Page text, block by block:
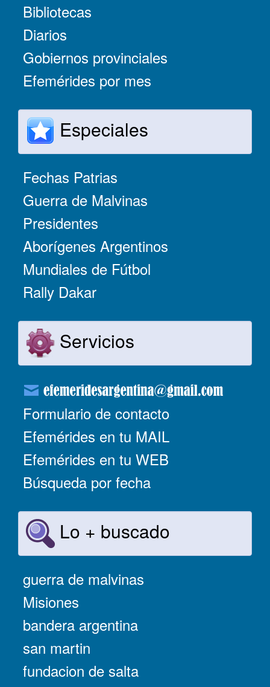
Bibliotecas
Diarios
Gobiernos provinciales
Efemérides por mes
Especiales
Fechas Patrias
Guerra de Malvinas
Presidentes
Aborígenes Argentinos
Mundiales de Fútbol
Rally Dakar
Servicios
Formulario de contacto
Efemérides en tu MAIL
Efemérides en tu WEB
Búsqueda por fecha
Lo + buscado
guerra de malvinas
Misiones
bandera argentina
san martin
fundacion de salta